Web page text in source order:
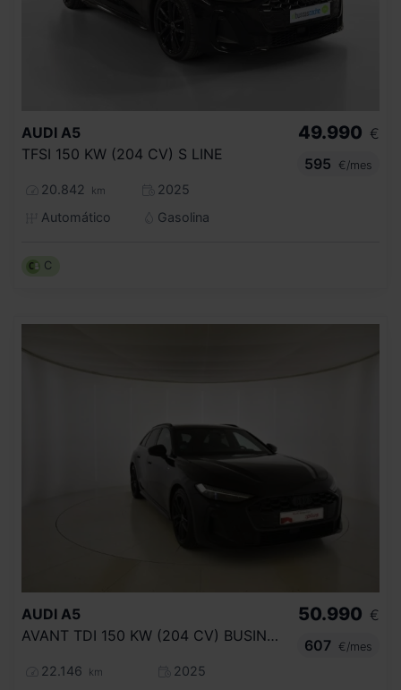
AUDI A5
TFSI 150 KW (204 CV) S LINE
20.842 km
2025
Automático
Gasolina
49.990 €
595
€/mes
C
AUDI A5
AVANT TDI 150 KW (204 CV) BUSINESS
22.146 km
2025
50.990 €
607
€/mes